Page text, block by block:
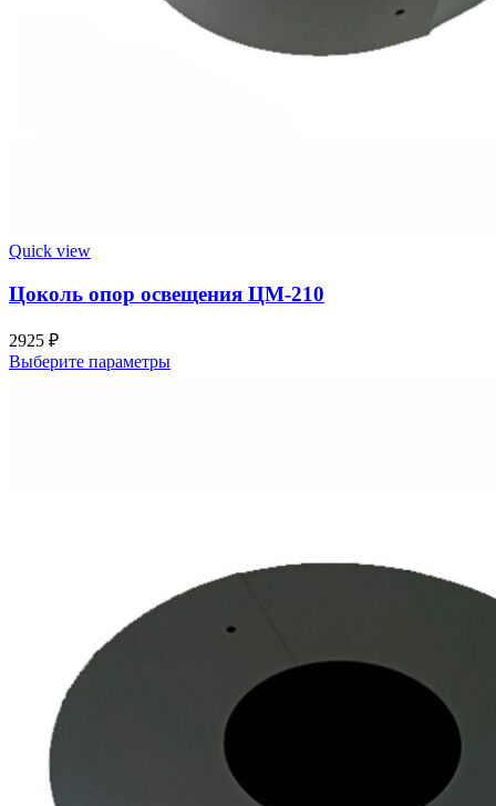
Quick view
Цоколь опор освещения ЦМ-210
2925 ₽
Выберите параметрыЭтот